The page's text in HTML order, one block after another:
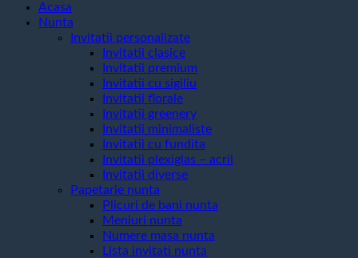
multe
variații.
Opțiunile
Acasa
Nunta
Invitatii personalizate
Invitatii clasice
Invitatii premium
Invitatii cu sigiliu
Invitatii florale
Invitatii greenery
Invitatii minimaliste
Invitatii cu fundita
Invitatii plexiglas – acril
Invitatii diverse
Papetarie nunta
Plicuri de bani nunta
Meniuri nunta
Numere masa nunta
Lista invitati nunta